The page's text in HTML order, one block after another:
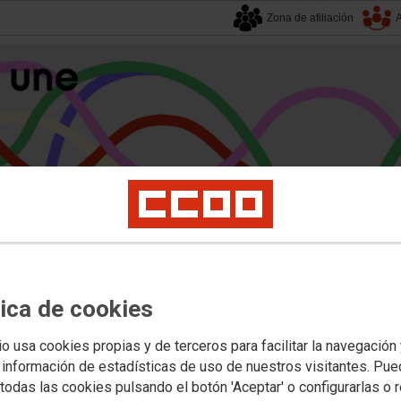
de cookies
usa cookies propias y de terceros para facilitar la navegación
de estadísticas de uso de nuestros visitantes.
las cookies pulsando el botón 'Aceptar' o configurarlas o
Zona de afiliación
Especialista
convocatoria pública urgente